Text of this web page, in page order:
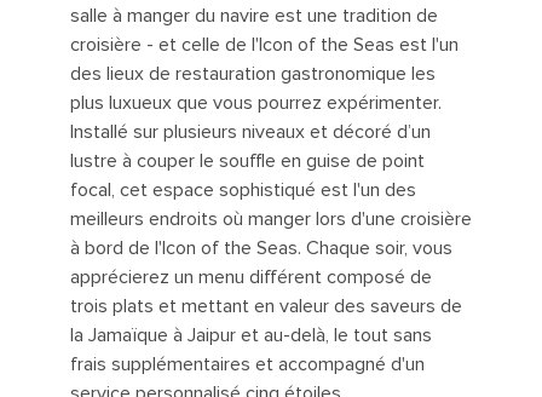
salle à manger du navire est une tradition de
croisière - et celle de l'Icon of the Seas est l'un
des lieux de restauration gastronomique les
plus luxueux que vous pourrez expérimenter.
Installé sur plusieurs niveaux et décoré d’un
lustre à couper le souffle en guise de point
focal, cet espace sophistiqué est l'un des
meilleurs endroits où manger lors d'une croisière
à bord de l'Icon of the Seas. Chaque soir, vous
apprécierez un menu différent composé de
trois plats et mettant en valeur des saveurs de
la Jamaïque à Jaipur et au-delà, le tout sans
frais supplémentaires et accompagné d'un